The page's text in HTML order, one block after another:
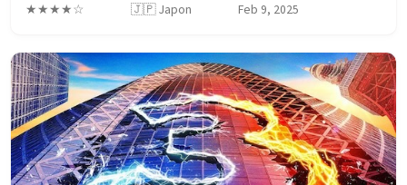
étaient des membres des forces de l’ordre, ou détec...
★★★★☆ 🇯🇵 Japon Feb 9, 2025